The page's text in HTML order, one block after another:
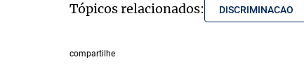
Tópicos relacionados: DISCRIMINACAO
compartilhe